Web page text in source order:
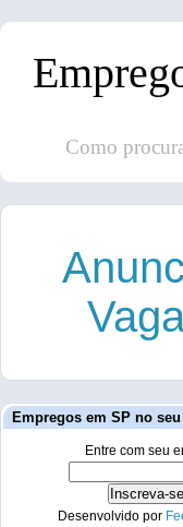
Como
Empregos em SP no seu
Entre com seu
Desenvolvido por